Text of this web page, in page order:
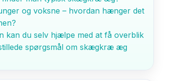
og voksne – hvordan hænger det
kan du selv hjælpe med at få overblik
spørgsmål om skægkræ æg